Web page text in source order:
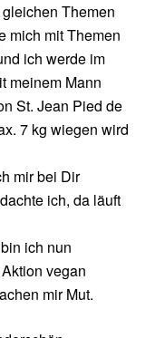
Themen
mich mit Themen
ich werde im
meinem Mann
St. Jean Pied de
7 kg wiegen wird
mir bei Dir
ich, da läuft
ich nun
vegan
mir Mut.